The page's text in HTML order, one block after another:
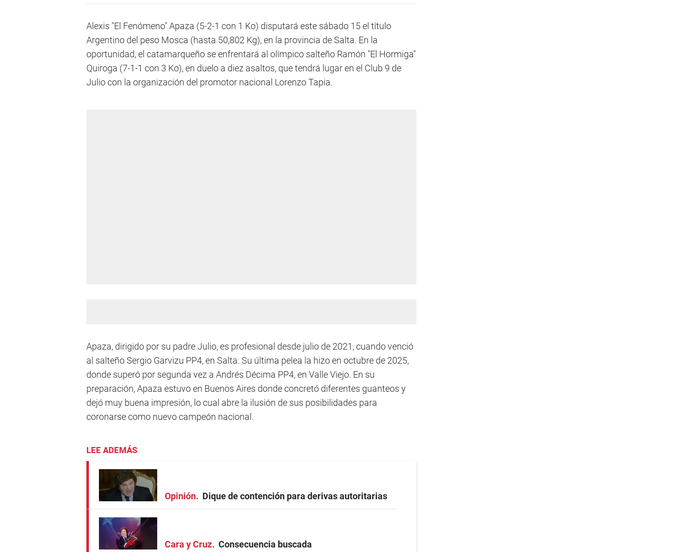
Alexis "El Fenómeno" Apaza (5-2-1 con 1 Ko) disputará este sábado 15 el título
Argentino del peso Mosca (hasta 50,802 Kg), en la provincia de Salta. En la
oportunidad, el catamarqueño se enfrentará al olímpico salteño Ramón "El Hormiga"
Quiroga (7-1-1 con 3 Ko), en duelo a diez asaltos, que tendrá lugar en el Club 9 de
Julio con la organización del promotor nacional Lorenzo Tapia.
Apaza, dirigido por su padre Julio, es profesional desde julio de 2021, cuando venció
al salteño Sergio Garvizu PP4, en Salta. Su última pelea la hizo en octubre de 2025,
donde superó por segunda vez a Andrés Décima PP4, en Valle Viejo. En su
preparación, Apaza estuvo en Buenos Aires donde concretó diferentes guanteos y
dejó muy buena impresión, lo cual abre la ilusión de sus posibilidades para
coronarse como nuevo campeón nacional.
LEE ADEMÁS
Opinión Dique de contención para derivas autoritarias
Cara y Cruz Consecuencia buscada